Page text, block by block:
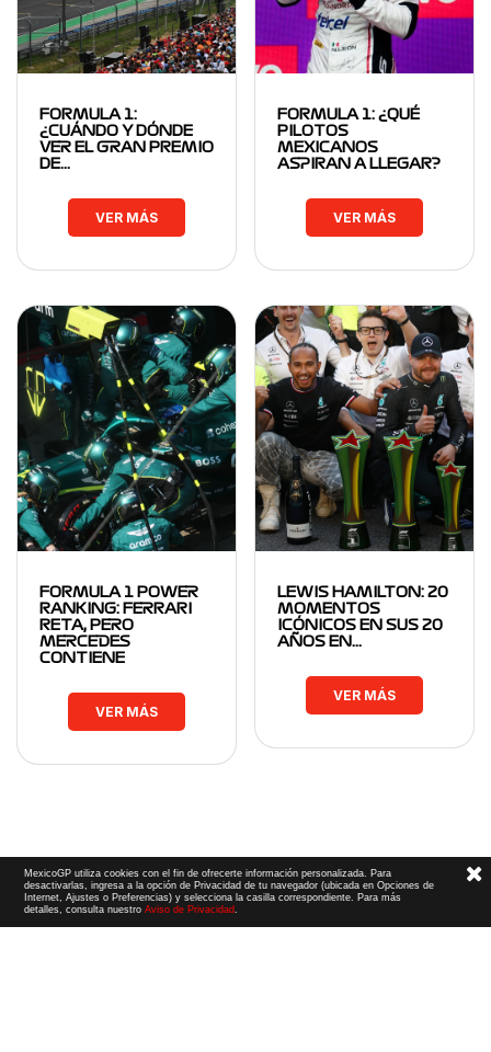
FORMULA 1:
¿CUÁNDO Y DÓNDE
VER EL GRAN PREMIO
DE…
VER MÁS
FORMULA 1: ¿QUÉ
PILOTOS
MEXICANOS
ASPIRAN A LLEGAR?
VER MÁS
FORMULA 1 POWER
RANKING: FERRARI
RETA, PERO
MERCEDES
CONTIENE
VER MÁS
LEWIS HAMILTON: 20
MOMENTOS
ICÓNICOS EN SUS 20
AÑOS EN…
VER MÁS
MexicoGP utiliza cookies con el fin de ofrecerte información personalizada. Para
desactivarlas, ingresa a la opción de Privacidad de tu navegador (ubicada en Opciones de
Internet, Ajustes o Preferencias) y selecciona la casilla correspondiente. Para más
detalles, consulta nuestroAviso de Privacidad.